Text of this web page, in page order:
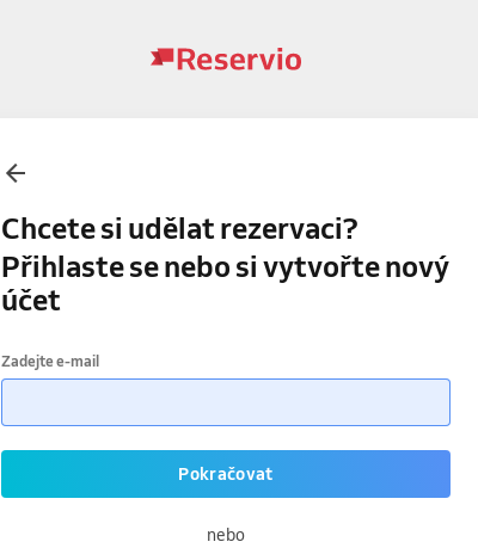
Chcete si udělat rezervaci?
Přihlaste se nebo si vytvořte nový
účet
Zadejte e-mail
Pokračovat
nebo